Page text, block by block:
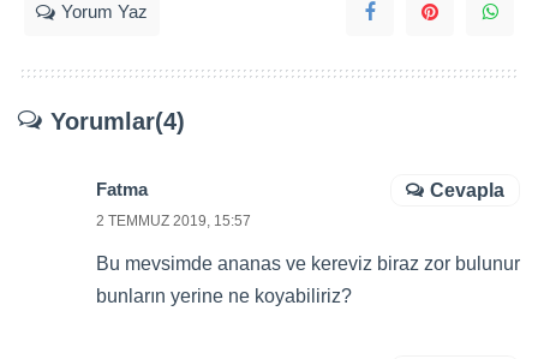
Yorum Yaz
Yorumlar(4)
Fatma
2 TEMMUZ 2019, 15:57
Bu mevsimde ananas ve kereviz biraz zor bulunur
bunların yerine ne koyabiliriz?
Cevapla